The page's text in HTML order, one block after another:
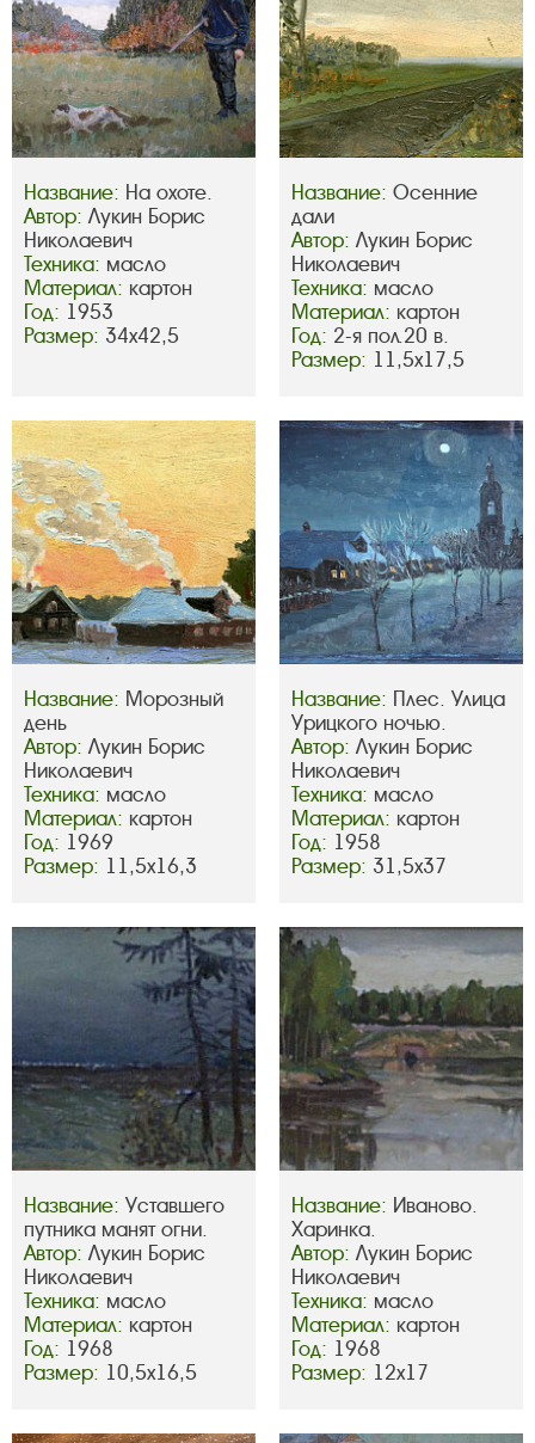
Название: На охоте.
Автор: Лукин Борис
Николаевич
Техника: масло
Материал: картон
Год: 1953
Размер: 34х42,5
Название: Осенние
дали
Автор: Лукин Борис
Николаевич
Техника: масло
Материал: картон
Год: 2-я пол.20 в.
Размер: 11,5х17,5
Название: Морозный
день
Автор: Лукин Борис
Николаевич
Техника: масло
Материал: картон
Год: 1969
Размер: 11,5х16,3
Название: Плес. Улица
Урицкого ночью.
Автор: Лукин Борис
Николаевич
Техника: масло
Материал: картон
Год: 1958
Размер: 31,5х37
Название: Уставшего
путника манят огни.
Автор: Лукин Борис
Николаевич
Техника: масло
Материал: картон
Год: 1968
Размер: 10,5х16,5
Название: Иваново.
Харинка.
Автор: Лукин Борис
Николаевич
Техника: масло
Материал: картон
Год: 1968
Размер: 12х17